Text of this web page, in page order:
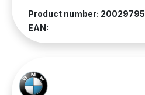
Product number: 20029795
EAN: